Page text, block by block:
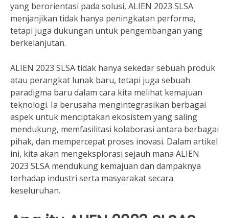
yang berorientasi pada solusi, ALIEN 2023 SLSA
menjanjikan tidak hanya peningkatan performa,
tetapi juga dukungan untuk pengembangan yang
berkelanjutan.
ALIEN 2023 SLSA tidak hanya sekedar sebuah produk
atau perangkat lunak baru, tetapi juga sebuah
paradigma baru dalam cara kita melihat kemajuan
teknologi. Ia berusaha mengintegrasikan berbagai
aspek untuk menciptakan ekosistem yang saling
mendukung, memfasilitasi kolaborasi antara berbagai
pihak, dan mempercepat proses inovasi. Dalam artikel
ini, kita akan mengeksplorasi sejauh mana ALIEN
2023 SLSA mendukung kemajuan dan dampaknya
terhadap industri serta masyarakat secara
keseluruhan.